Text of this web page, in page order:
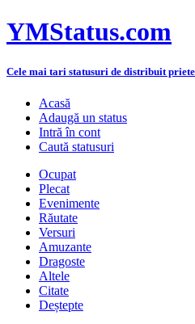
YMStatus.com
Cele mai tari statusuri de distribuit
Acasă
Adaugă un status
Intră în cont
Caută statusuri
Ocupat
Plecat
Evenimente
Răutate
Versuri
Amuzante
Dragoste
Altele
Citate
Deștepte